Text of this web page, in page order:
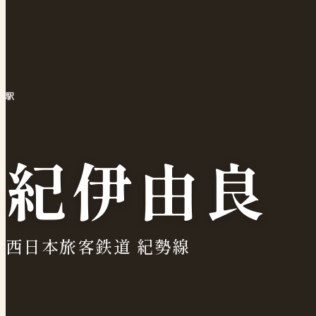
駅
紀伊由良
西日本旅客鉄道 紀勢線